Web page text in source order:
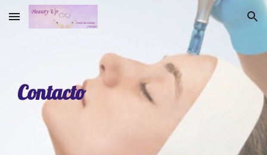
Skip to main content Skip to navigation
Contacto